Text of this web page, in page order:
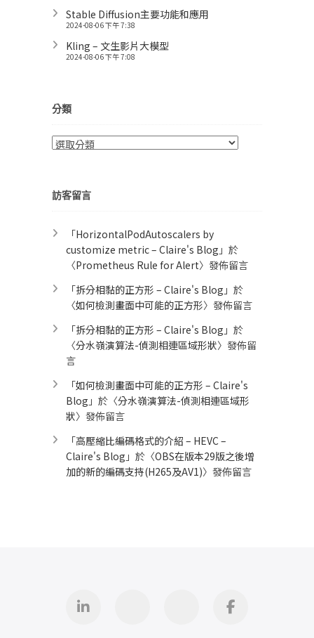
Stable Diffusion主要功能和應用
2024-08-06 下午 7:38
Kling – 文生影片大模型
2024-08-06 下午 7:08
分類
分
訪客留言
「HorizontalPodAutoscalers by
customize metric – Claire's Blog 」於
〈Prometheus Rule for Alert​〉發佈留言
「拆分相黏的正方形 – Claire's Blog 」於
〈如何檢測畫面中可能的正方形〉發佈留言
「拆分相黏的正方形 – Claire's Blog 」於
〈分水嶺演算法-偵測相連區域形狀〉發佈留
言
「如何檢測畫面中可能的正方形 – Claire's
Blog 」於〈分水嶺演算法-偵測相連區域形
狀〉發佈留言
「高壓縮比編碼格式的介紹 – HEVC –
Claire's Blog 」於〈OBS在版本29版之後增
加的新的編碼支持(H265及AV1)〉發佈留言
Linkedin iThomeFacebook